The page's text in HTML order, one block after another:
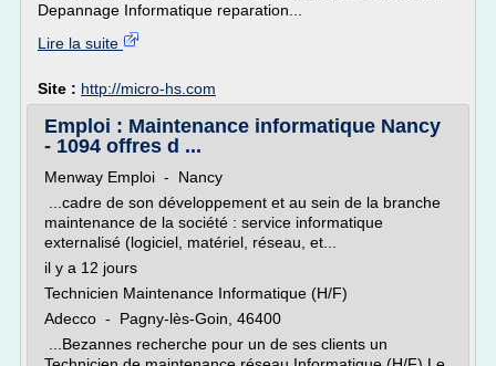
Depannage Informatique reparation...
Lire la suite
Site : http://micro-hs.com
Emploi : Maintenance informatique Nancy
- 1094 offres d ...
Menway Emploi - Nancy
...cadre de son développement et au sein de la branche
maintenance de la société : service informatique
externalisé (logiciel, matériel, réseau, et...
il y a 12 jours
Technicien Maintenance Informatique (H/F)
Adecco - Pagny-lès-Goin, 46400
...Bezannes recherche pour un de ses clients un